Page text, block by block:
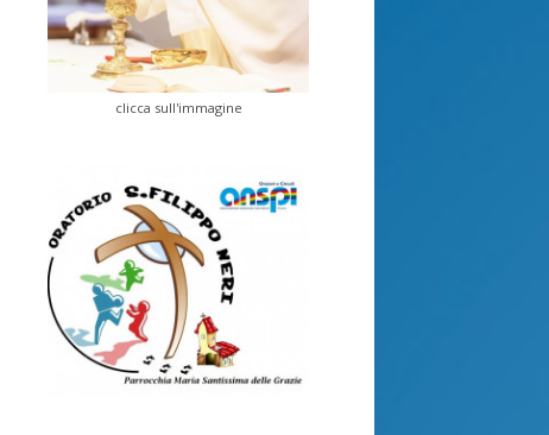
clicca sull'immagine